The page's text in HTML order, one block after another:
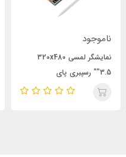
ناموجود
نمایشگر لمسی 320x480
"3.5" رسپبری پای